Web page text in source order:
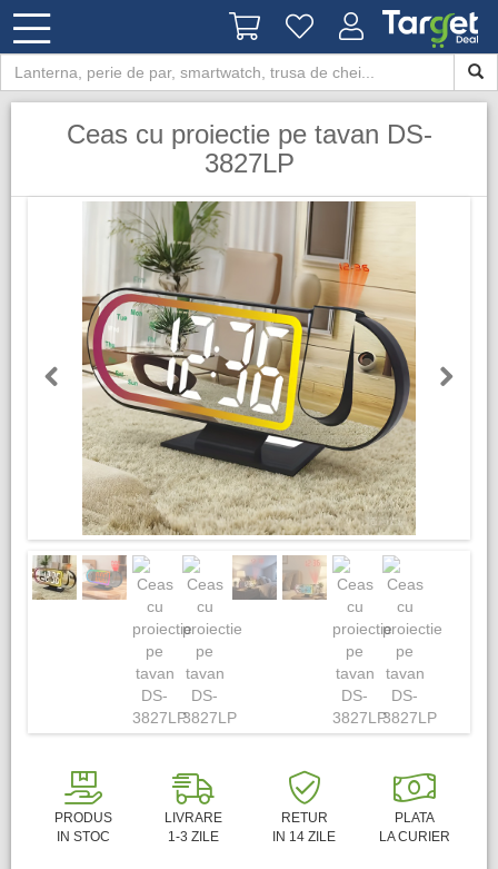
Ceas cu proiectie pe tavan DS-
3827LP
Previous
PRODUS
IN STOC
LIVRARE
1-3 ZILE
RETUR
IN 14 ZILE
PLATA
LA CURIER